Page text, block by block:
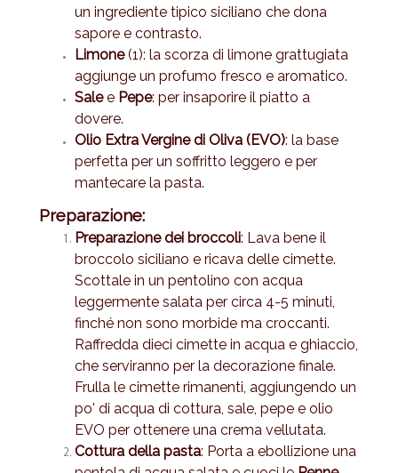
un ingrediente tipico siciliano che dona
sapore e contrasto.
Limone(1): la scorza di limone grattugiata
aggiunge un profumo fresco e aromatico.
Salee Pepe: per insaporire il piatto a
dovere.
Olio Extra Vergine di Oliva (EVO): la base
perfetta per un soffritto leggero e per
mantecare la pasta.
Preparazione:
Preparazione dei broccoli: Lava bene il
broccolo siciliano e ricava delle cimette.
Scottale in un pentolino con acqua
leggermente salata per circa 4-5 minuti,
finché non sono morbide ma croccanti.
Raffredda dieci cimette in acqua e ghiaccio,
che serviranno per la decorazione finale.
Frulla le cimette rimanenti, aggiungendo un
po' di acqua di cottura, sale, pepe e olio
EVO per ottenere una crema vellutata.
Cottura della pasta: Porta a ebollizione una